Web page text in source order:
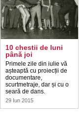
10 chestii de luni
până joi
Primele zile din iulie vă
așteaptă cu proiecții de
documentare,
scurtmetraje, dar și cu o
seară de dans.
29 Iun 2015